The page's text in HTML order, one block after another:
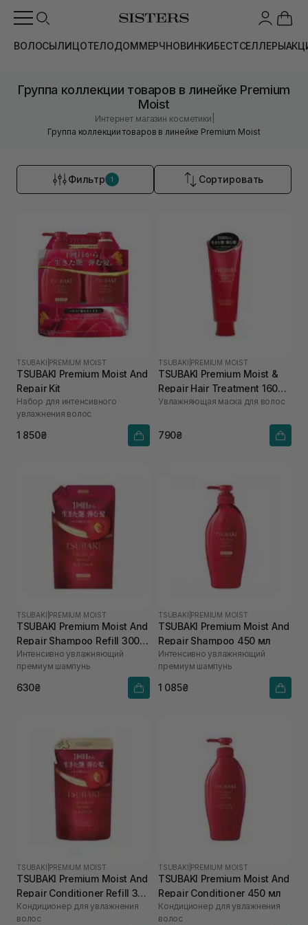
ВОЛОСЫЛИЦОТЕЛОДОММЕРЧНОВИНКИБЕСТСЕЛЛЕРЫ
Группа коллекции товаров в линейке Premium
Moist
Интернет магазин косметики
Группа коллекции товаров в линейке Premium Moist
Фильтр 1 Сортировать
TSUBAKI PREMIUM MOIST
TSUBAKI Premium Moist And
Repair Kit
Набор для интенсивного
увлажнения волос
1 850₴
TSUBAKI PREMIUM MOIST
TSUBAKI Premium Moist &
Repair Hair Treatment 160
мл
Увлажняющая маска для волос
790₴
TSUBAKI PREMIUM MOIST
TSUBAKI Premium Moist And
Repair Shampoo Refill 300
мл
Интенсивно увлажняющий
премиум шампунь
630₴
TSUBAKI PREMIUM MOIST
TSUBAKI Premium Moist And
Repair Shampoo 450 мл
Интенсивно увлажняющий
премиум шампунь
1 085₴
TSUBAKI PREMIUM MOIST
TSUBAKI Premium Moist And
Repair Conditioner Refill 300
мл
Кондиционер для увлажнения
волос
TSUBAKI PREMIUM MOIST
TSUBAKI Premium Moist And
Repair Conditioner 450 мл
Кондиционер для увлажнения
волос